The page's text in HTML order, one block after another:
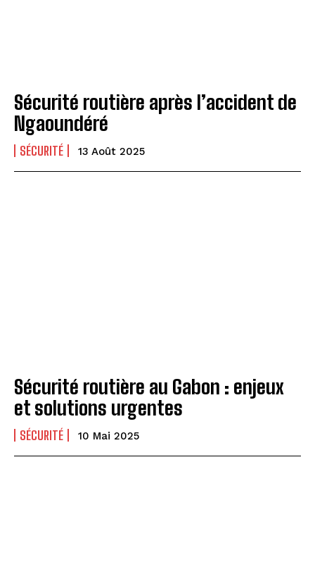
Sécurité routière après l’accident de
Ngaoundéré
SÉCURITÉ 13 Août 2025
Sécurité routière au Gabon : enjeux
et solutions urgentes
SÉCURITÉ 10 Mai 2025